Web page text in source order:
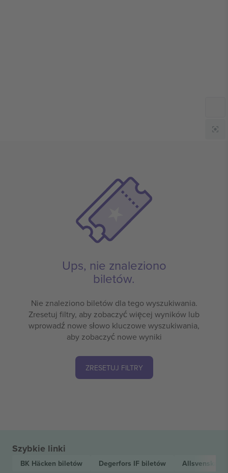
Ups, nie znaleziono
biletów.
Nie znaleziono biletów dla tego wyszukiwania.
Zresetuj filtry, aby zobaczyć więcej wyników lub
wprowadź nowe słowo kluczowe wyszukiwania,
aby zobaczyć nowe wyniki
ZRESETUJ FILTRY
Szybkie linki
BK Häcken biletów Degerfors IF biletów Allsvenskan